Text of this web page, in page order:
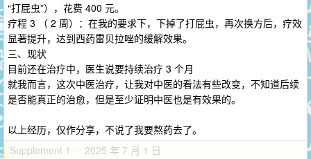
“打屁虫”），花费 400 元。
疗程 3 （ 2 周）：在我的要求下，下掉了打屁虫，再次换方后，疗效
显著提升，达到西药雷贝拉唑的缓解效果。
三、现状
目前还在治疗中，医生说要持续治疗 3 个月
就我而言，这次中医治疗，让我对中医的看法有些改变，不知道后续
是否能真正的治愈，但是至少证明中医也是有效果的。
以上经历，仅作分享，不说了我要熬药去了。
Supplement 1 · 2025 年 7 月 1 日